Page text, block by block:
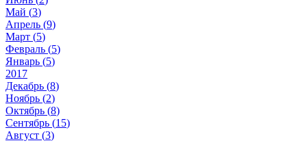
Май (3)
Апрель (9)
Март (5)
Февраль (5)
Январь (5)
2017
Декабрь (8)
Ноябрь (2)
Октябрь (8)
Сентябрь (15)
Август (3)